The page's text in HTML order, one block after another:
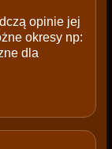
opinie jej
okresy np:
dla